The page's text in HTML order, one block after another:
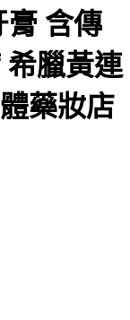
膏 含傳
希臘黃連
藥妝店